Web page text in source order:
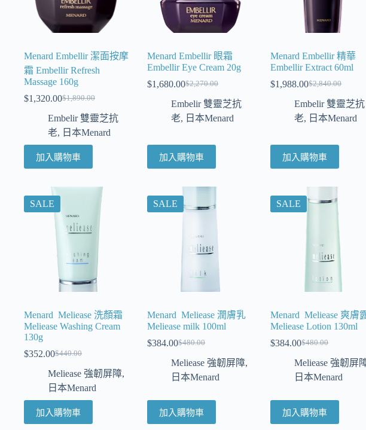
Menard Embellir 潔面按摩
霜 Embellir Refresh
Massage 160g
$1,890.00
$1,320.00
Embelir 雙靈芝抗
老, 日本Menard
加入購物車
Menard Embellir 眼霜
Embellir Eye Cream 20g
$2,270.00
$1,680.00
Embelir 雙靈芝抗
老, 日本Menard
加入購物車
Menard Embellir 精華
Embellir Extract 60ml
$2,840.00
$1,988.00
Embelir 雙靈芝抗
老, 日本Menard
加入購物車
SALE
Menard Meliease 洗顏霜
Meliease Washing Cream
130g
$440.00
$352.00
Meliease 強韌屏障,
日本Menard
加入購物車
SALE
Menard Meliease 潤膚乳
Meliease milk 100ml
$480.00
$384.00
Meliease 強韌屏障,
日本Menard
加入購物車
SALE
Menard Meliease 爽膚
Meliease Lotion 130ml
$480.00
$384.00
Meliease 強韌屏
日本Menard
加入購物車